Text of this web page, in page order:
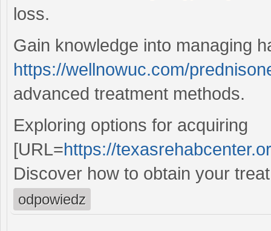
loss.
Gain knowledge into managing
https://wellnowuc.com/
advanced treatment methods.
Exploring options for acquiring
[URL=https://
Discover how to obtain your
odpowiedz